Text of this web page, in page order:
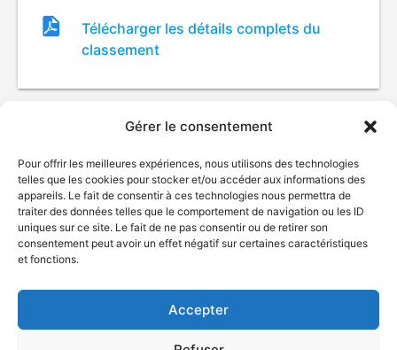
Gérer le consentement
Pour offrir les meilleures expériences, nous utilisons des technologies
telles que les cookies pour stocker et/ou accéder aux informations des
appareils. Le fait de consentir à ces technologies nous permettra de
traiter des données telles que le comportement de navigation ou les ID
uniques sur ce site. Le fait de ne pas consentir ou de retirer son
consentement peut avoir un effet négatif sur certaines caractéristiques
et fonctions.
Accepter
Fichier
de
classement
Télécharger les détails complets du
classement
© Gouvernement du Québec, 2026
Plan du site
Accessibilité
Accès à l'information